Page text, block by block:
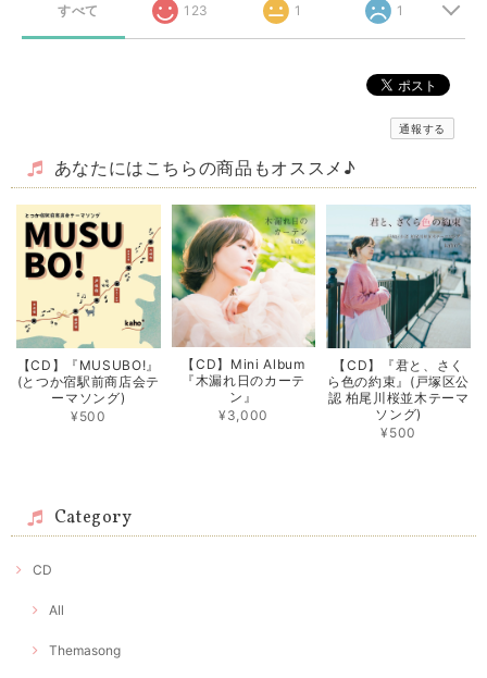
すべて 123 1 1
通報する
あなたにはこちらの商品もオススメ♪
【CD】『MUSUBO!』
(とつか宿駅前商店会テ
ーマソング)
¥500
【CD】Mini Album
『木漏れ日のカーテ
ン』
¥3,000
【CD】『君と、さく
ら色の約束』(戸塚区公
認 柏尾川桜並木テーマ
ソング)
¥500
Category
CD
All
Themasong